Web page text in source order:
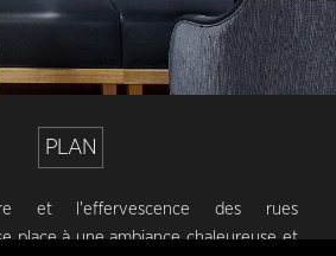
PLAN
et l'effervescence des rues
place à une ambiance chaleureuse et